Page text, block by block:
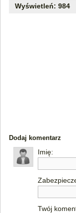
Wyświetleń: 984
Dodaj komentarz
Imię:
Twój